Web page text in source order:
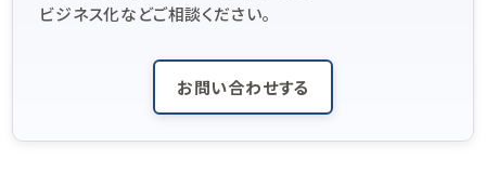
ビジネス化などご相談ください。
お問い合わせする